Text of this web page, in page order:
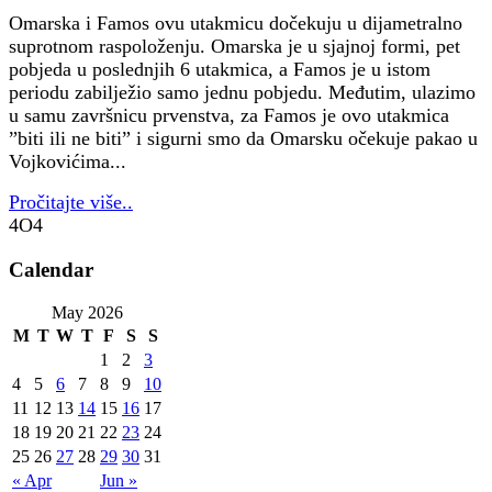
Omarska i Famos ovu utakmicu dočekuju u dijametralno
suprotnom raspoloženju. Omarska je u sjajnoj formi, pet
pobjeda u poslednjih 6 utakmica, a Famos je u istom
periodu zabilježio samo jednu pobjedu. Međutim, ulazimo
u samu završnicu prvenstva, za Famos je ovo utakmica
”biti ili ne biti” i sigurni smo da Omarsku očekuje pakao u
Vojkovićima...
Pročitajte više..
4O4
Calendar
May 2026
M T W T F S S
« Apr Jun »
1 2
3
4
5 6 7 8 9
10
11 12 13 14 15 16 17
18 19 20 21 22 23 24
25 26 27 28 29 30 31